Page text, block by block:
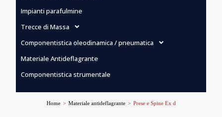
Impianti parafulmine
Trecce di Massa
Componentistica oleodinamica / pneumatica
Materiale Antideflagrante
Componentistica strumentale
Home > Materiale antideflagrante > Prese e Spine Ex d